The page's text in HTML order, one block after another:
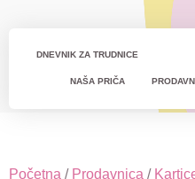
DNEVNIK ZA TRUDNICE
NAŠA PRIČA
Početna / Prodavnica /